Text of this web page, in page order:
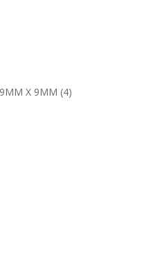
X 9MM (4)